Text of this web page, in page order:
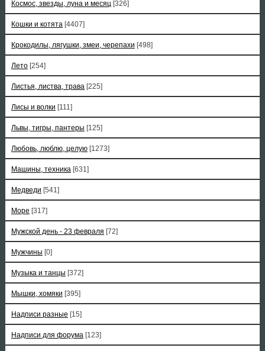
Космос, звезды, луна и месяц [326]
Кошки и котята [4407]
Крокодилы, лягушки, змеи, черепахи [498]
Лето [254]
Листья, листва, трава [225]
Лисы и волки [111]
Львы, тигры, пантеры [125]
Любовь, люблю, целую [1273]
Машины, техника [631]
Медведи [541]
Море [317]
Мужской день - 23 февраля [72]
Мужчины [0]
Музыка и танцы [372]
Мышки, хомяки [395]
Надписи разные [15]
Надписи для форума [123]